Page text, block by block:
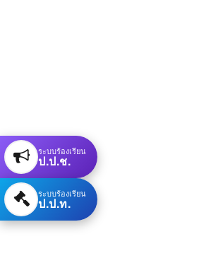
ระบบร้องเรียน
ป.ป.ช.
ระบบร้องเรียน
ป.ป.ท.